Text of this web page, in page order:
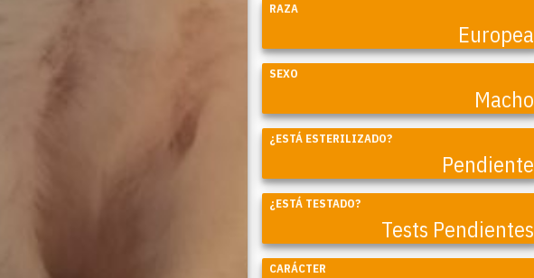
RAZA
Europea
SEXO
Macho
¿ESTÁ ESTERILIZADO?
Pendiente
¿ESTÁ TESTADO?
Tests Pendientes
CARÁCTER